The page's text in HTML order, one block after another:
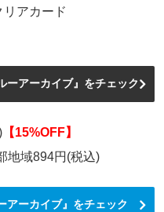
アカード
アーカイブ』をチェック
【15%OFF】
地域894円(税込)
ーカイブ』をチェック